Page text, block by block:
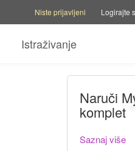
Niste prijavljeni Logirajte
Istraživanje
Naruči
komplet
Saznaj više